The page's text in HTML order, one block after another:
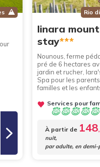
Rio
linara
stay***
Nounous, ferme
pré de 6 hectares
jardin et rucher,
Spa pour les
familles et les
Services pour
À partir de 148
nuit,
par adulte, en demi-